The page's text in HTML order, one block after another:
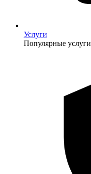
Услуги
Популярные услуги